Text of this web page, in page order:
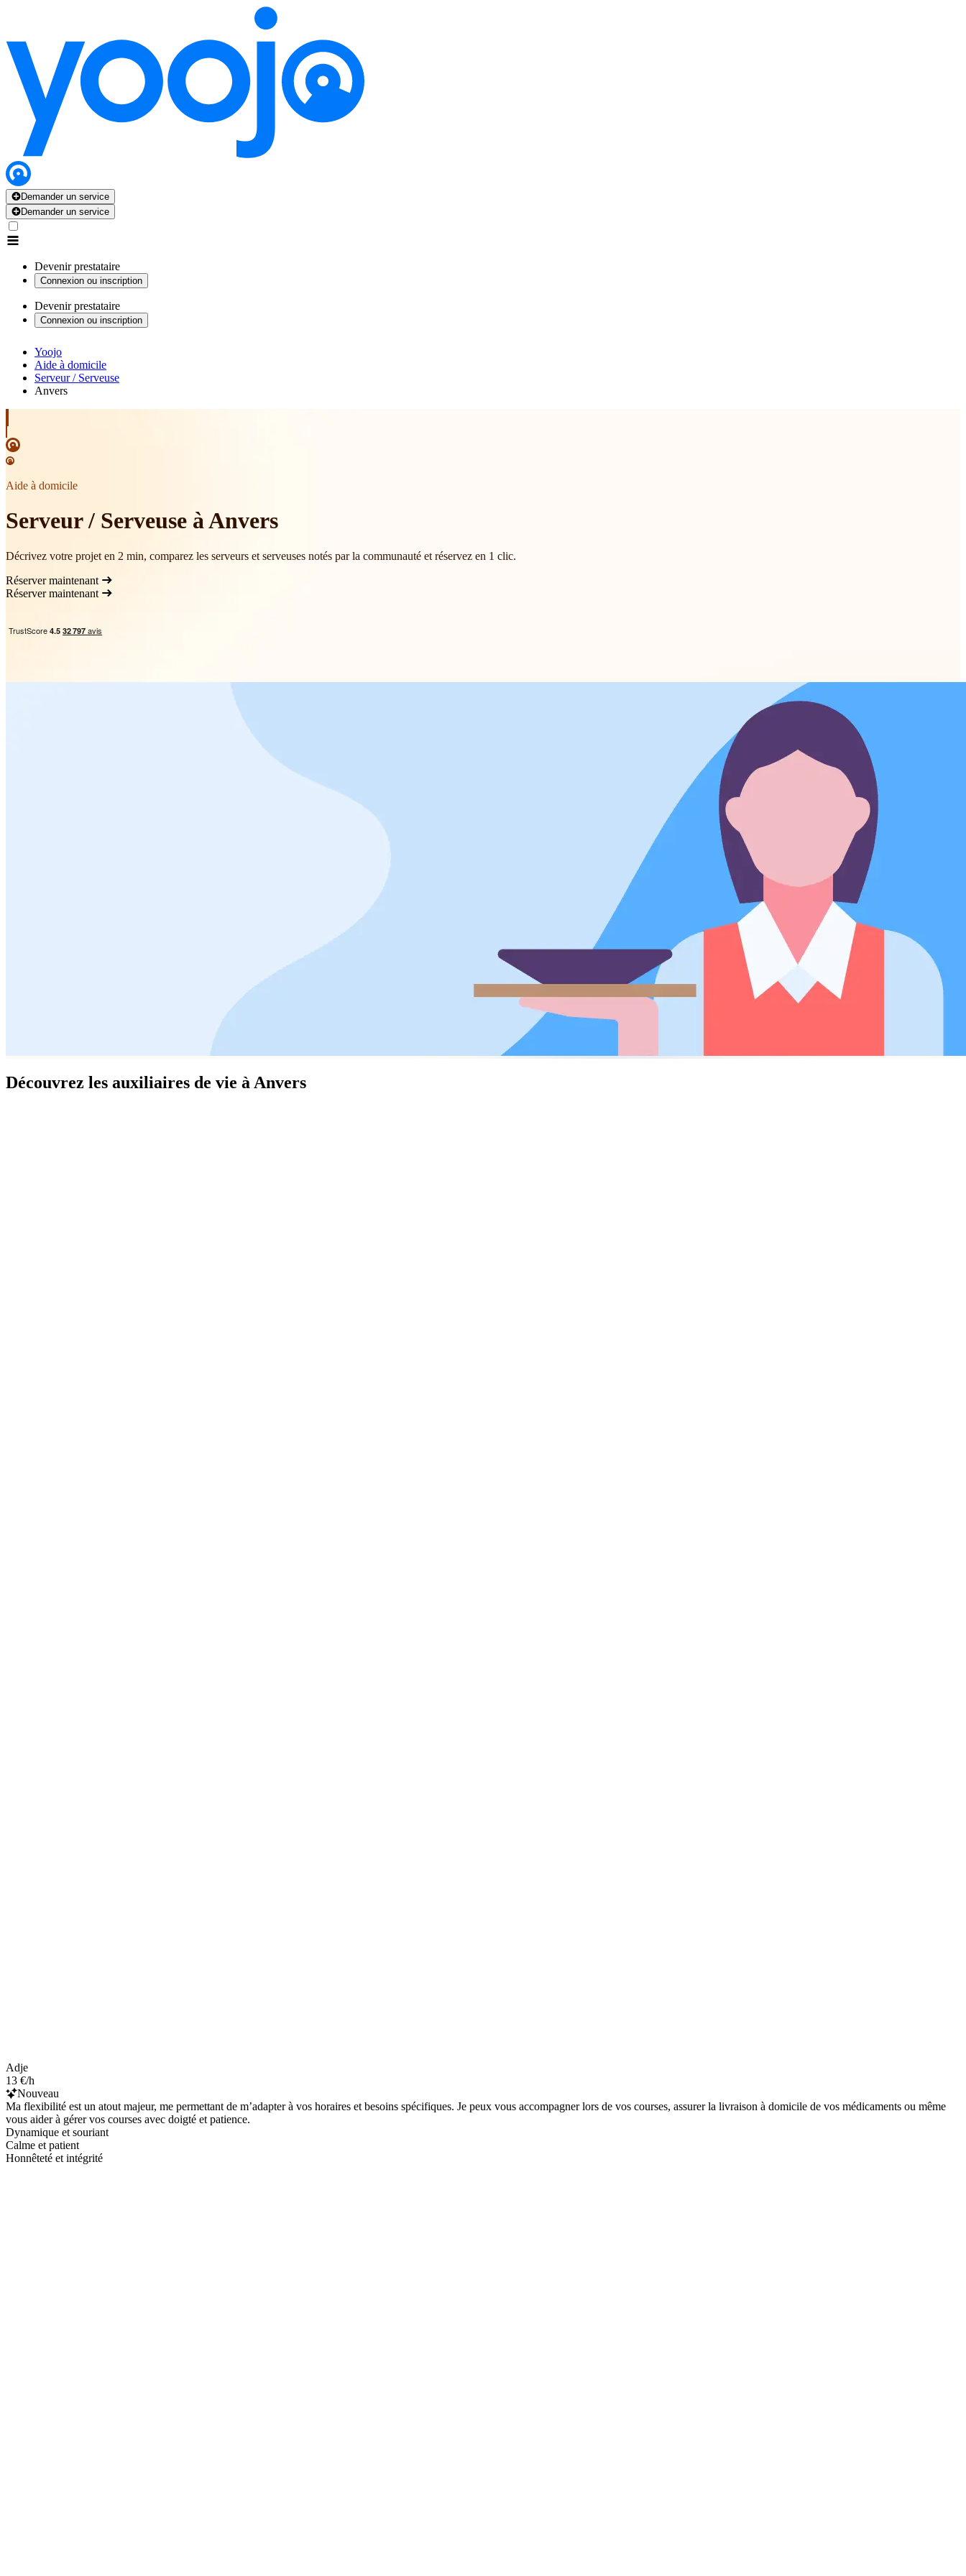
Demander un service
Demander un service
Devenir prestataire
Connexion ou inscription
Devenir prestataire
Connexion ou inscription
Yoojo
Aide à domicile
Serveur / Serveuse
Anvers
Aide à domicile
Serveur / Serveuse à Anvers
Décrivez votre projet en 2 min, comparez les serveurs et serveuses notés par la communauté et réservez en 1 clic.
Réserver maintenant
Réserver maintenant
Découvrez les auxiliaires de vie à Anvers
Adje
13 €/h
Nouveau
Ma flexibilité est un atout majeur, me permettant de m’adapter à vos horaires et besoins spécifiques. Je peux vous accompagner lors de vos courses, assurer la livraison à domicile de vos médicaments ou même
vous aider à gérer vos courses avec doigté et patience.
Dynamique et souriant
Calme et patient
Honnêteté et intégrité